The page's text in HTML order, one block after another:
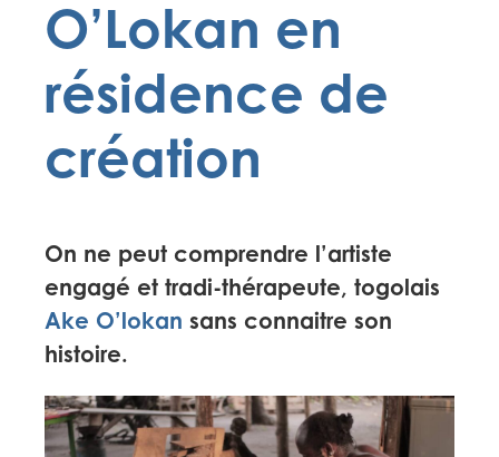
O’Lokan en
résidence de
création
On ne peut comprendre l’artiste
engagé et tradi-thérapeute, togolais
Ake O’lokan sans connaitre son
histoire.